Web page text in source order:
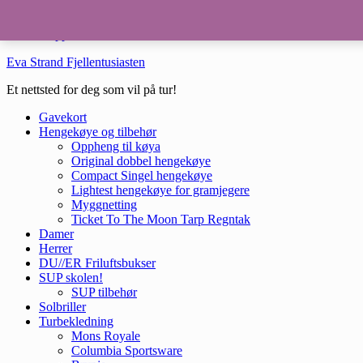
Eva Strand Fjellentusiasten
Et nettsted for deg som vil på tur!
Gavekort
Hengekøye og tilbehør
Oppheng til køya
Original dobbel hengekøye
Compact Singel hengekøye
Lightest hengekøye for gramjegere
Myggnetting
Ticket To The Moon Tarp Regntak
Damer
Herrer
DU//ER Friluftsbukser
SUP skolen!
SUP tilbehør
Solbriller
Turbekledning
Mons Royale
Columbia Sportsware